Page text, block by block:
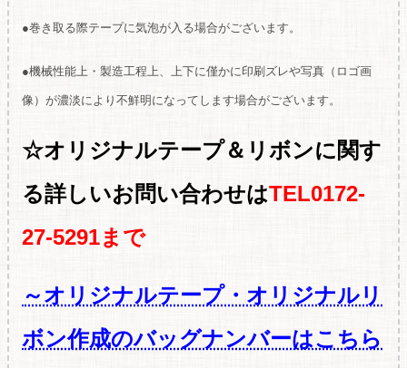
●巻き取る際テープに気泡が入る場合がございます。
●機械性能上・製造工程上、上下に僅かに印刷ズレや写真（ロゴ画
像）が濃淡により不鮮明になってします場合がございます。
☆オリジナルテープ＆リボンに関す
る詳しいお問い合わせはTEL0172-
27-5291まで
～オリジナルテープ・オリジナルリ
ボン作成のバッグナンバーはこちら